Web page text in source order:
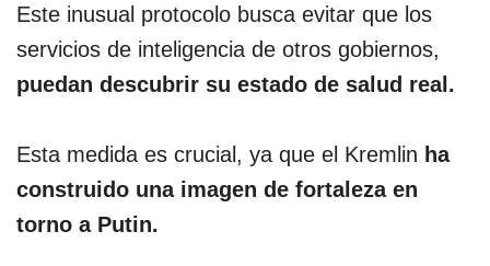
Este inusual protocolo busca evitar que los
servicios de inteligencia de otros gobiernos,
puedan descubrir su estado de salud real.
Esta medida es crucial, ya que el Kremlin ha
construido una imagen de fortaleza en
torno a Putin.